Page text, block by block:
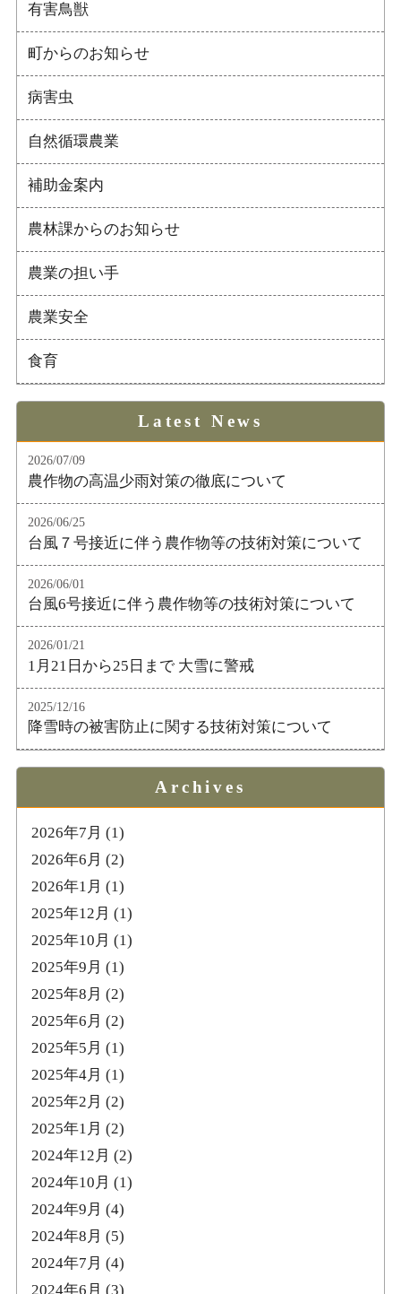
有害鳥獣
町からのお知らせ
病害虫
自然循環農業
補助金案内
農林課からのお知らせ
農業の担い手
農業安全
食育
Latest News
2026/07/09
農作物の高温少雨対策の徹底について
2026/06/25
台風７号接近に伴う農作物等の技術対策について
2026/06/01
台風6号接近に伴う農作物等の技術対策について
2026/01/21
1月21日から25日まで 大雪に警戒
2025/12/16
降雪時の被害防止に関する技術対策について
Archives
2026年7月 (1)
2026年6月 (2)
2026年1月 (1)
2025年12月 (1)
2025年10月 (1)
2025年9月 (1)
2025年8月 (2)
2025年6月 (2)
2025年5月 (1)
2025年4月 (1)
2025年2月 (2)
2025年1月 (2)
2024年12月 (2)
2024年10月 (1)
2024年9月 (4)
2024年8月 (5)
2024年7月 (4)
2024年6月 (3)